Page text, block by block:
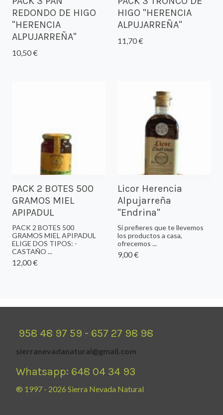
REDONDO DE HIGO
"HERENCIA
ALPUJARREÑA"
10,50 €
HIGO "HERENCIA
ALPUJARREÑA"
11,70 €
PACK 2 BOTES 500
GRAMOS MIEL
APIPADUL
PACK 2 BOTES 500
GRAMOS MIEL APIPADUL
ELIGE DOS TIPOS: -
CASTAÑO ...
12,00 €
Licor Herencia
Alpujarreña
"Endrina"
Si prefieres que te llevemos
los productos a casa,
ofrecemos ...
9,00 €
958 48 97 59 - 657 27 98 98
sierranevadanatural@gmail.com
Whatsapp: 648 04 34 93
® 1997 - 2026 Sierra Nevada Natural